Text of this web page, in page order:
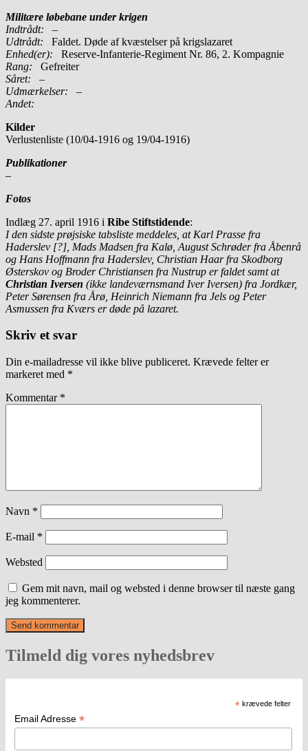
Militære løbebane under krigen
Indtrådt: –
Udtrådt: Faldet. Døde af kvæstelser på krigslazaret
Enhed(er):
Reserve-Infanterie-Regiment Nr. 86, 2. Kompagnie
Rang:
Gefreiter
Såret: –
Udmærkelser: –
Andet:
Kilder
Verlustenliste (10/04-1916 og 19/04-1916)
Publikationer
–
Fotos
Indlæg 27. april 1916 i Ribe Stiftstidende:
I den sidste prøjsiske tabsliste meddeles, at Karl Prasse fra
Haderslev [?], Mads Madsen fra Kalø, August Schrøder fra Åbenrå
og Hans Hoffmann fra Haderslev, Christian Haar fra Skodborg
Østerskov og Broder Christiansen fra Nustrup er faldet samt at
Christian Iversen (ikke landeværnsmand Iver Iversen) fra Jordkær,
Peter Sørensen fra Årø, Heinrich Niemann fra Jels og Peter
Asmussen fra Kværs er døde på lazaret.
Skriv et svar
Din e-mailadresse vil ikke blive publiceret. Krævede felter er
markeret med *
Kommentar *
Navn *
E-mail *
Websted
Gem mit navn, mail og websted i denne browser til næste gang
jeg kommenterer.
Tilmeld dig vores nyhedsbrev
* krævede felter
Email Adresse *